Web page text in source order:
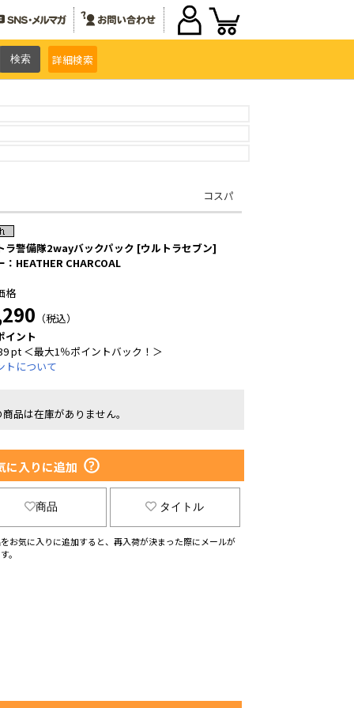
詳細検索
コスパ
ラ警備隊2wayバックパック [ウルトラセブン]
：HEATHER CHARCOAL
格
（税込）
イント
pt ＜最大1％ポイントバック！＞
トについて
商品は在庫がありません。
に入りに追加
商品 タイトル
お気に入りに追加すると、再入荷が決まった際にメールが
。